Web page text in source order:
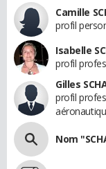
Camille
profil
Isabelle
profil
Gilles
profil
Nom